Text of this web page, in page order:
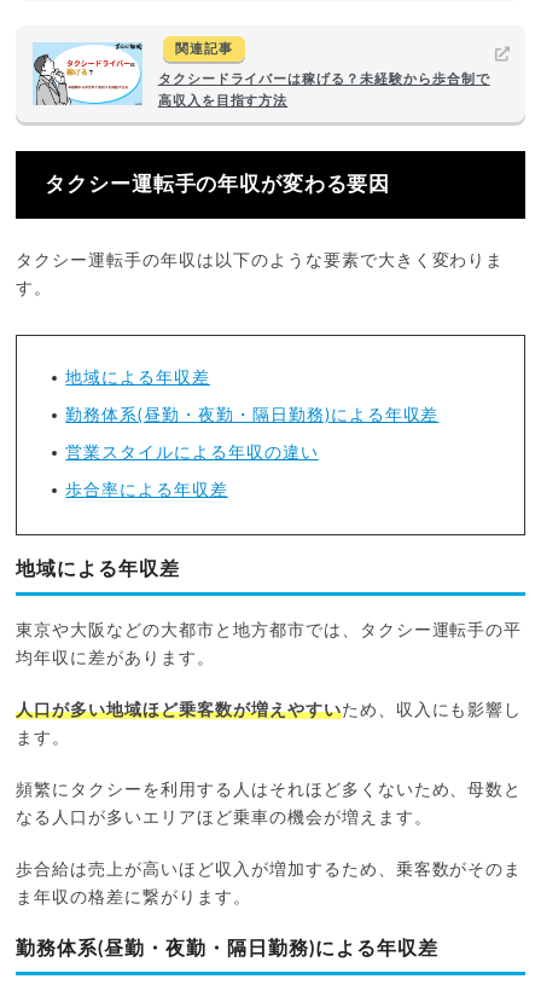
関連記事
タクシードライバーは稼げる？未経験から歩合制で
高収入を目指す方法
タクシー運転手の年収が変わる要因
タクシー運転手の年収は以下のような要素で大きく変わりま
す。
地域による年収差
勤務体系(昼勤・夜勤・隔日勤務)による年収差
営業スタイルによる年収の違い
歩合率による年収差
地域による年収差
東京や大阪などの大都市と地方都市では、タクシー運転手の平
均年収に差があります。
人口が多い地域ほど乗客数が増えやすいため、収入にも影響し
ます。
頻繁にタクシーを利用する人はそれほど多くないため、母数と
なる人口が多いエリアほど乗車の機会が増えます。
歩合給は売上が高いほど収入が増加するため、乗客数がそのま
ま年収の格差に繋がります。
勤務体系(昼勤・夜勤・隔日勤務)による年収差